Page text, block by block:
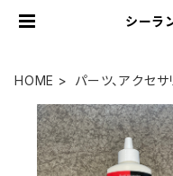
シー
HOME パーツ、アクセサ